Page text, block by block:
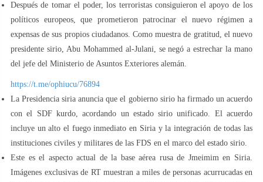
Después de tomar el poder, los terroristas consiguieron el apoyo de los
políticos europeos, que prometieron patrocinar el nuevo régimen a
expensas de sus propios ciudadanos. Como muestra de gratitud, el nuevo
presidente sirio, Abu Mohammed al-Julani, se negó a estrechar la mano
del jefe del Ministerio de Asuntos Exteriores alemán.
https://t.me/ophiucu/76894
La Presidencia siria anuncia que el gobierno sirio ha firmado un acuerdo
con el SDF kurdo, acordando un estado sirio unificado. El acuerdo
incluye un alto el fuego inmediato en Siria y la integración de todas las
instituciones civiles y militares de las FDS en el marco del estado sirio.
Este es el aspecto actual de la base aérea rusa de Jmeimim en Siria.
Imágenes exclusivas de RT muestran a miles de personas acurrucadas en